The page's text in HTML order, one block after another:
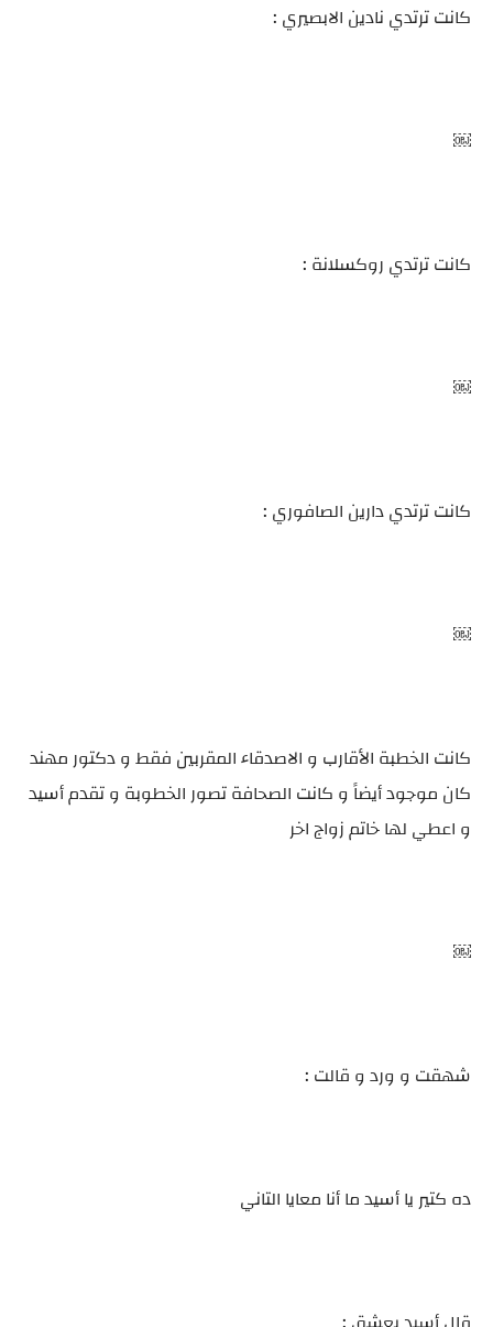
كانت ترتدي نادين الابصيري :
￼
كانت ترتدي روكسلانة :
￼
كانت ترتدي دارين الصافوري :
￼
كانت الخطبة الأقارب و الاصدقاء المقربين فقط و دكتور مهند
كان موجود أيضاً و كانت الصحافة تصور الخطوبة و تقدم أسيد
و اعطي لها خاتم زواج اخر
￼
شهقت و ورد و قالت :
ده كتير يا أسيد ما أنا معايا التاني